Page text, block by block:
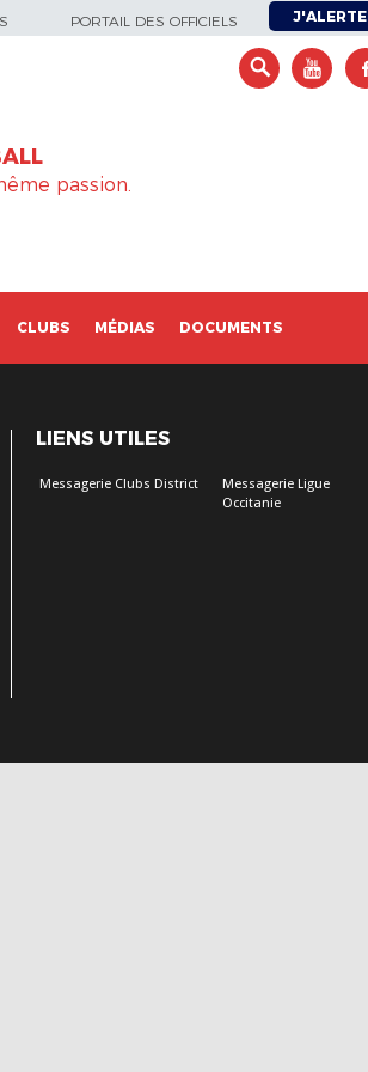
PORTAIL DES OFFICIELS J'ALERTE
passion.
CLUBS MÉDIAS DOCUMENTS
LIENS UTILES
Messagerie Clubs District
Messagerie Ligue
Occitanie